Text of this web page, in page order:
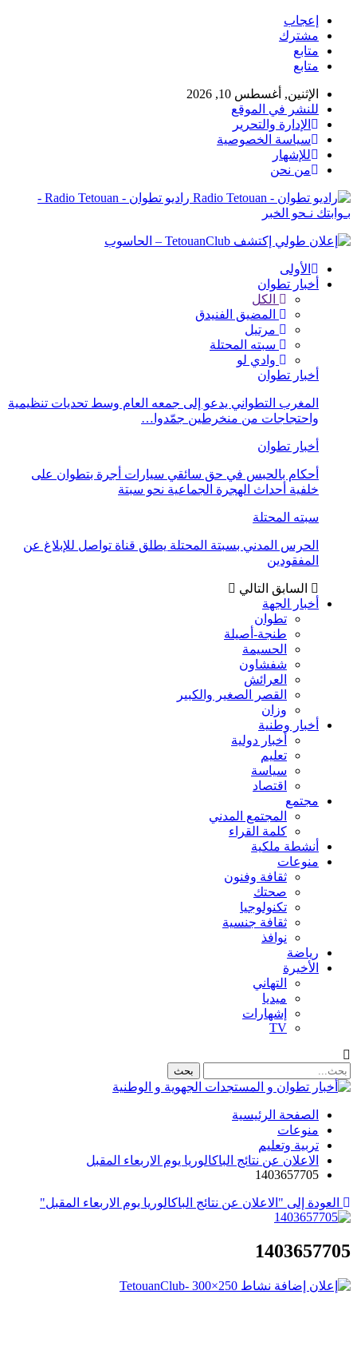
إعجاب
مشترك
متابع
متابع
الإثنين, أغسطس 10, 2026
للنشر في الموقع
الإدارة والتحرير
سياسة الخصوصية
للإشهار
من نحن
راديو تطوان - Radio Tetouan -
بـوابتك نـحو الخبر
الأولى
أخبار تطوان
الكل
المضيق الفنيدق
مرتيل
سبته المحتلة
وادي لو
أخبار تطوان
المغرب التطواني يدعو إلى جمعه العام وسط تحديات تنظيمية
واحتجاجات من منخرطين جمّدوا…
أخبار تطوان
أحكام بالحبس في حق سائقي سيارات أجرة بتطوان على
خلفية أحداث الهجرة الجماعية نحو سبتة
سبته المحتلة
الحرس المدني بسبتة المحتلة يطلق قناة تواصل للإبلاغ عن
المفقودين
السابق التالي
أخبار الجهة
تطوان
طنجة-أصيلة
الحسيمة
شفشاون
العرائش
القصر الصغير والكبير
وزان
أخبار وطنية
أخبار دولية
تعليم
سياسة
اقتصاد
مجتمع
المجتمع المدني
كلمة القراء
أنشطة ملكية
منوعات
ثقافة وفنون
صحتك
تكنولوجيا
ثقافة جنسية
نوافذ
رياضة
الأخيرة
التهاني
ميديا
إشهارات
TV
الصفحة الرئيسية
منوعات
تربية وتعليم
الاعلان عن نتائج الباكالوريا يوم الاربعاء المقبل
1403657705
العودة إلى "الاعلان عن نتائج الباكالوريا يوم الاربعاء المقبل"
1403657705